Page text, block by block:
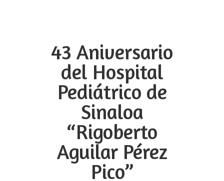
43 Aniversario
del Hospital
Pediátrico de
Sinaloa
“Rigoberto
Aguilar Pérez
Pico”